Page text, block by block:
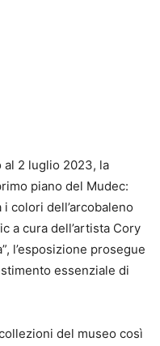
al 2 luglio 2023, la
piano del Mudec:
colori dell’arcobaleno
a cura dell’artista Cory
l’esposizione prosegue
essenziale di
del museo così